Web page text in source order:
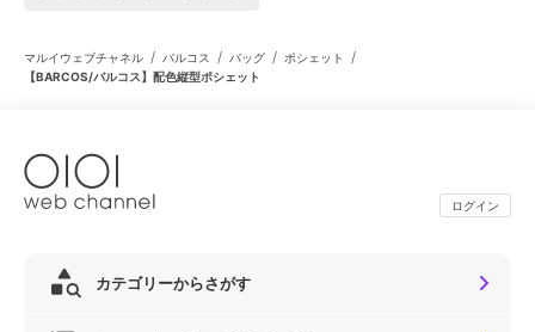
マルイウェブチャネル / バルコス / バッグ / ポシェット /
【BARCOS/バルコス】配色縦型ポシェット
ログイン
カテゴリーからさがす